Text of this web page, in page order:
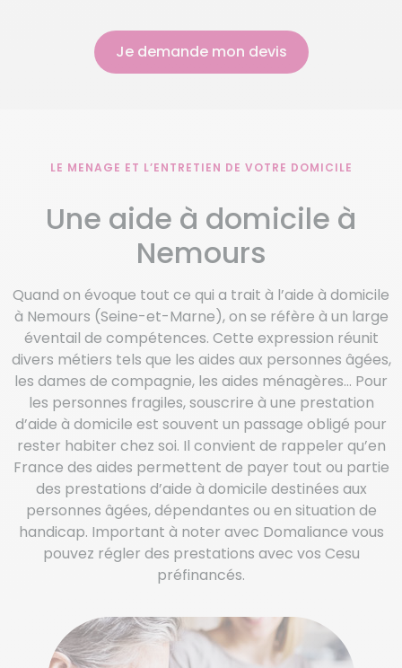
Je demande mon devis
LE MENAGE ET L’ENTRETIEN DE VOTRE DOMICILE
Une aide à domicile à
Nemours
Quand on évoque tout ce qui a trait à l’aide à domicile
à Nemours (Seine-et-Marne), on se réfère à un large
éventail de compétences. Cette expression réunit
divers métiers tels que les aides aux personnes âgées,
les dames de compagnie, les aides ménagères… Pour
les personnes fragiles, souscrire à une prestation
d’aide à domicile est souvent un passage obligé pour
rester habiter chez soi. Il convient de rappeler qu’en
France des aides permettent de payer tout ou partie
des prestations d’aide à domicile destinées aux
personnes âgées, dépendantes ou en situation de
handicap. Important à noter avec Domaliance vous
pouvez régler des prestations avec vos Cesu
préfinancés.